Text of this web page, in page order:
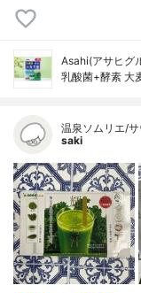
Asahi(アサヒグ
乳酸菌+酵素 大
温泉ソムリエ/
saki